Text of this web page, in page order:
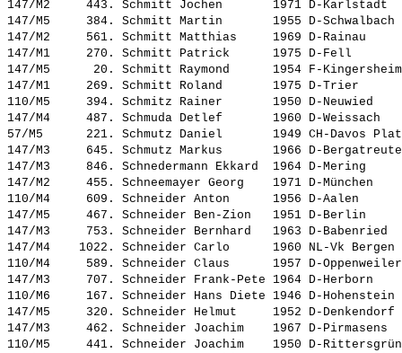
147/M2     443. Schmitt Jochen
1971 D-
147/M5     384. Schmitt Martin
1955 D-
147/M2     561. Schmitt Matthias
1969 D-Rainau
147/M1     270. Schmitt Patrick
1975 D-Fell
147/M5      20. Schmitt Raymond
1954 F-
147/M1     269. Schmitt Roland
1975 D-Trier
110/M5     394. Schmitz Rainer
1950 D-
147/M4     487. Schmuda Detlef
1960 D-
57/M5      221. Schmutz Daniel
1949 CH-Davos
147/M3     645. Schmutz Markus
1966 D-
147/M3     846. Schnedermann Ekkard
1964 D-
147/M2     455. Schneemayer Georg
1971 D-
110/M4     609. Schneider Anton
1956 D-Aalen
147/M5     467. Schneider Ben-Zion
1951 D-Berlin
147/M3     753. Schneider Bernhard
1963 D-
147/M4    1022. Schneider Carlo
1960 NL-Vk
110/M4     589. Schneider Claus
1957 D-
147/M3     707. Schneider Frank-Pete 1964 D-Herborn
110/M6     167. Schneider Hans Diete 1946 D-
147/M5     320. Schneider Helmut
1952 D-
147/M3     462. Schneider Joachim
1967 D-
110/M5     441. Schneider Joachim
1950 D-